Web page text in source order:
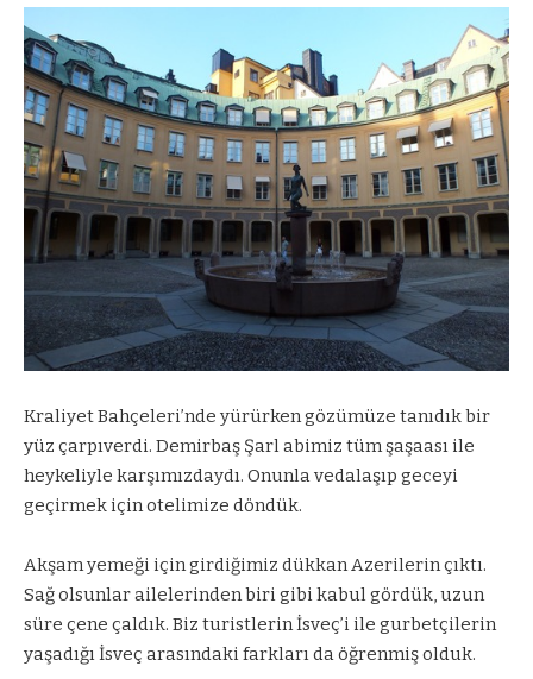
Kraliyet Bahçeleri’nde yürürken gözümüze tanıdık bir
yüz çarpıverdi. Demirbaş Şarl abimiz tüm şaşaası ile
heykeliyle karşımızdaydı. Onunla vedalaşıp geceyi
geçirmek için otelimize döndük.
Akşam yemeği için girdiğimiz dükkan Azerilerin çıktı.
Sağ olsunlar ailelerinden biri gibi kabul gördük, uzun
süre çene çaldık. Biz turistlerin İsveç’i ile gurbetçilerin
yaşadığı İsveç arasındaki farkları da öğrenmiş olduk.